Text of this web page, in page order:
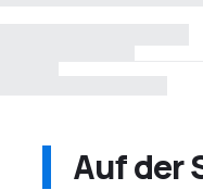
Auf der